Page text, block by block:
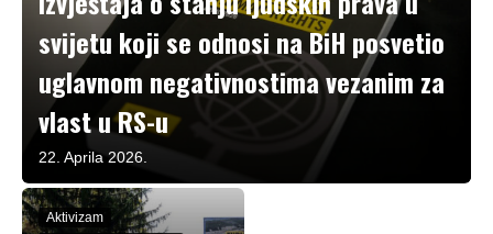
svijetu koji se odnosi na BiH posvetio
uglavnom negativnostima vezanim za
vlast u RS-u
22. Aprila 2026.
Aktivizam